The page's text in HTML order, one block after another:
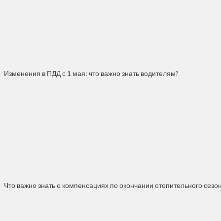
Изменения в ПДД с 1 мая: что важно знать водителям?
Что важно знать о компенсациях по окончании отопительного